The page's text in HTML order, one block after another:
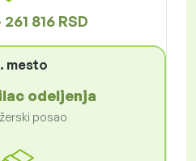
816 RSD
mesto
odeljenja
posao